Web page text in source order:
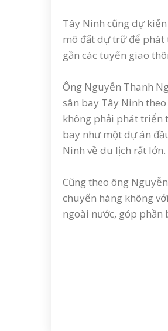
Tây Ninh cũng dự
mô đất dự trữ để phát
gần các tuyến giao
Ông Nguyễn Thanh
sân bay Tây Ninh
không phải phát triển
bay như một dự án
Ninh về du lịch rất lớn.
Cũng theo ông
chuyển hàng không
ngoài nước, góp phần